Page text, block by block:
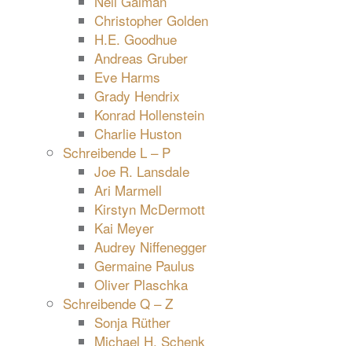
Christopher Golden
H.E. Goodhue
Andreas Gruber
Eve Harms
Grady Hendrix
Konrad Hollenstein
Charlie Huston
Schreibende L – P
Joe R. Lansdale
Ari Marmell
Kirstyn McDermott
Kai Meyer
Audrey Niffenegger
Germaine Paulus
Oliver Plaschka
Schreibende Q – Z
Sonja Rüther
Michael H. Schenk